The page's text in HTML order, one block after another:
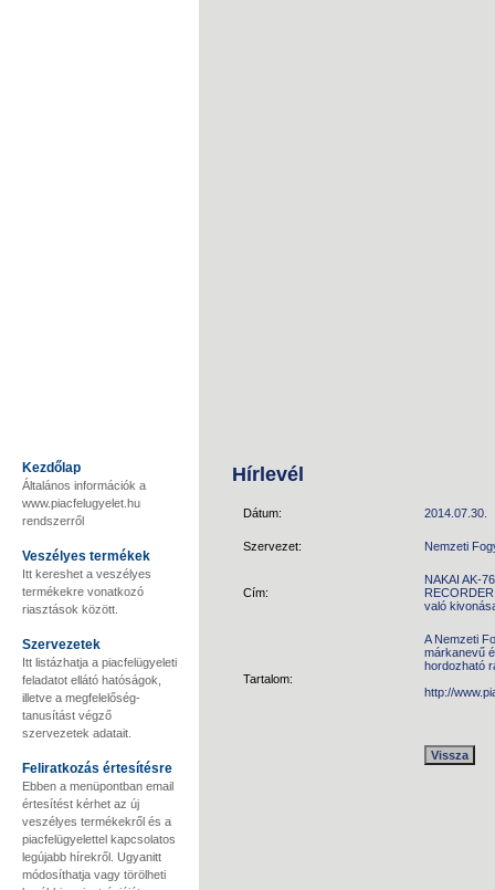
Kezdőlap
Általános információk a
www.piacfelugyelet.hu
rendszerről
Veszélyes termékek
Itt kereshet a veszélyes
termékekre vonatkozó
riasztások között.
Szervezetek
Itt listázhatja a piacfelügyeleti
feladatot ellátó hatóságok,
illetve a megfelelőség-
tanusítást végző
szervezetek adatait.
Feliratkozás értesítésre
Ebben a menüpontban email
értesítést kérhet az új
veszélyes termékekről és a
piacfelügyelettel kapcsolatos
legújabb hírekről. Ugyanitt
módosíthatja vagy törölheti
Hírlevél
Dátum: 2014.07.30.
Szervezet: Nemzeti
Cím:
NAKAI AK-
való
Tartalom:
A Nemzeti
márkanevű
hordozható
http://